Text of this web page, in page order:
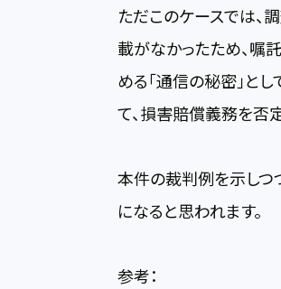
ただこのケースでは、
載がなかったため、嘱
める「通信の秘密」と
て、損害賠償義務を否
本件の裁判例を示しつ
になると思われます。
参考：